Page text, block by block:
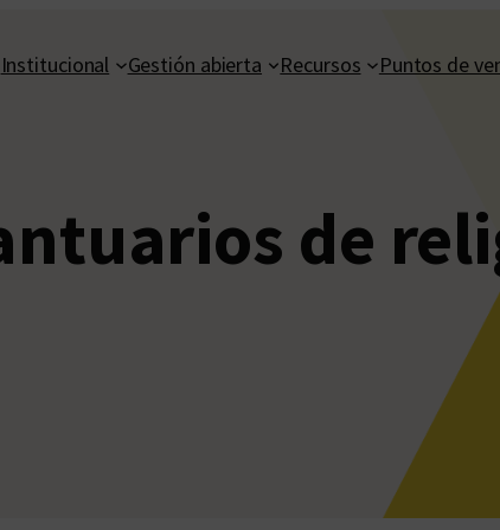
Institucional Gestión abierta Recursos Puntos de
de